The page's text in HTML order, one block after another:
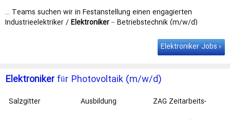
… Teams suchen wir in Festanstellung einen engagierten
Industrieelektriker /Elektroniker– Betriebstechnik (m/w/d)
Elektroniker Jobs
Elektroniker für Photovoltaik (m/w/d)
Salzgitter Ausbildung
ZAG Zeitarbeits-